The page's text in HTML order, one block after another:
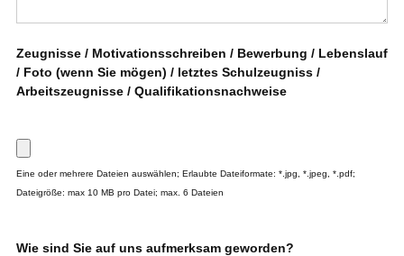
Zeugnisse / Motivationsschreiben / Bewerbung / Lebenslauf
/ Foto (wenn Sie mögen) / letztes Schulzeugniss /
Arbeitszeugnisse / Qualifikationsnachweise
Eine oder mehrere Dateien auswählen; Erlaubte Dateiformate: *.jpg, *.jpeg, *.pdf;
Dateigröße: max 10 MB pro Datei; max. 6 Dateien
Wie sind Sie auf uns aufmerksam geworden?